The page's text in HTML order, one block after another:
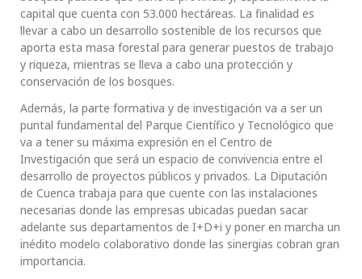
capital que cuenta con 53.000 hectáreas. La finalidad es
llevar a cabo un desarrollo sostenible de los recursos que
aporta esta masa forestal para generar puestos de trabajo
y riqueza, mientras se lleva a cabo una protección y
conservación de los bosques.
Además, la parte formativa y de investigación va a ser un
puntal fundamental del Parque Científico y Tecnológico que
va a tener su máxima expresión en el Centro de
Investigación que será un espacio de convivencia entre el
desarrollo de proyectos públicos y privados. La Diputación
de Cuenca trabaja para que cuente con las instalaciones
necesarias donde las empresas ubicadas puedan sacar
adelante sus departamentos de I+D+i y poner en marcha un
inédito modelo colaborativo donde las sinergias cobran gran
importancia.